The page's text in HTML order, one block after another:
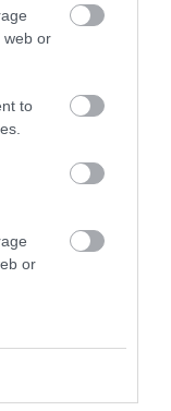
web or
to
or
στις
φέρουσα
η νέα
νησιού